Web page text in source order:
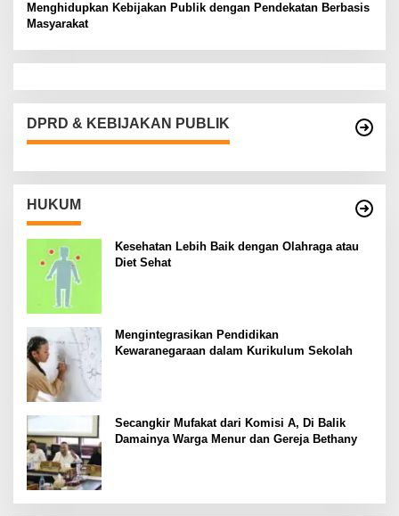
Menghidupkan Kebijakan Publik dengan Pendekatan Berbasis
Masyarakat
DPRD & KEBIJAKAN PUBLIK
HUKUM
Kesehatan Lebih Baik dengan Olahraga atau
Diet Sehat
Mengintegrasikan Pendidikan
Kewaranegaraan dalam Kurikulum Sekolah
Secangkir Mufakat dari Komisi A, Di Balik
Damainya Warga Menur dan Gereja Bethany